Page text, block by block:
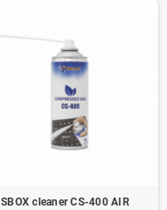
SBOX cleaner CS-400 AIR